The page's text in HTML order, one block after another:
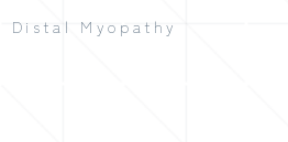
Distal Myopathy